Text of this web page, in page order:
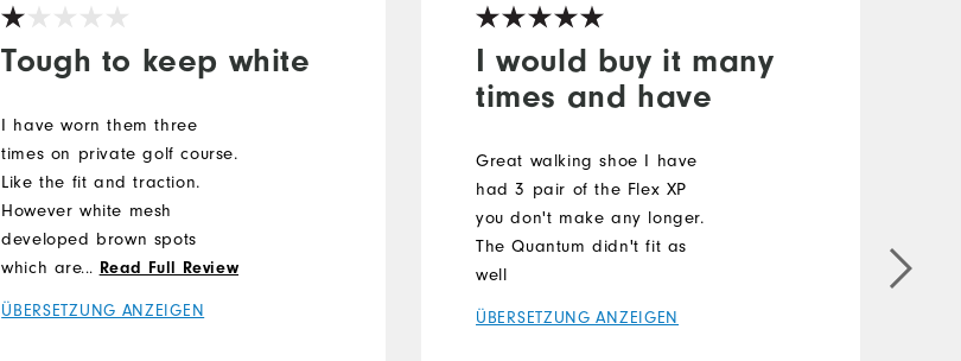
Tough to keep white
I have worn them three
times on private golf course.
Like the fit and traction.
However white mesh
developed brown spots
which are impossible to
clean off. After much time
scrubbing with dish soap,
... Read Full Review
ÜBERSETZUNG ANZEIGEN
I would buy it many
times and have
Great walking shoe I have
had 3 pair of the Flex XP
you don't make any longer.
The Quantum didn't fit as
well
ÜBERSETZUNG ANZEIGEN